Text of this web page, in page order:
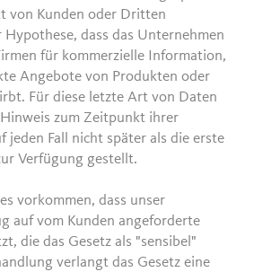
von Kunden oder Dritten
dass das Unternehmen
für kommerzielle Information,
Angebote von Produkten oder
Für diese letzte Art von Daten
zum Zeitpunkt ihrer
jeden Fall nicht später als die erste
Verfügung gestellt.
vorkommen, dass unser
auf vom Kunden angeforderte
die das Gesetz als "sensibel"
verlangt das Gesetz eine